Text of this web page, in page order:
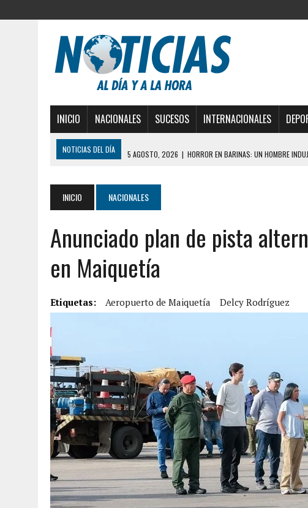
INICIO NACIONALES SUCESOS INTERNACIONALES
NOTICIAS DEL DÍA 5 AGOSTO, 2026 | HORROR EN BARINAS: UN HOMBRE
3 AGOSTO, 2026 | YARACUY: INTENTÓ DESCONECTAR SU NEVERA MIENTRAS LA
2 AGOSTO, 2026
AYUDABA A PERSONAS EN SITUACIÓN DE CALLE Y MURIÓ A
2 AGOSTO, 2026
COLAPSÓ TECHO DE UNA VIVIENDA EN EL CENTRO DE
2 AGOSTO, 2026
FALCÓN: MUJER ATACÓ CON UN CUCHILLO A SUS HIJOS, UNO
6 AGOSTO, 2026 | BARINAS: ADOLESCENTE SE QUITÓ LA VIDA TRAS SER
INICIO NACIONALES
Anunciado plan de pista
en Maiquetía
Etiquetas: Aeropuerto de Maiquetía Delcy Rodríguez